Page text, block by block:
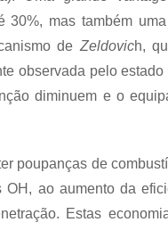
mas também
de Zeldovich,
observada pelo
diminuem e o
poupanças de
ao aumento da
Estas